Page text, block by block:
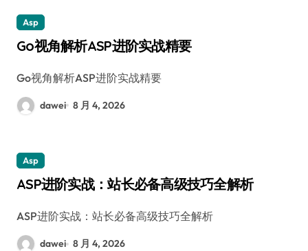
Asp
Go视角解析ASP进阶实战精要
Go视角解析ASP进阶实战精要
dawei 8 月 4, 2026
Asp
ASP进阶实战：站长必备高级技巧全解析
ASP进阶实战：站长必备高级技巧全解析
dawei 8 月 4, 2026